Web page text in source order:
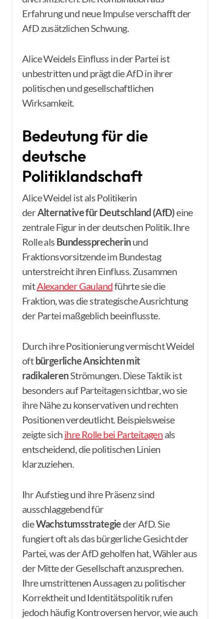
Erfahrung und neue Impulse verschafft der
AfD zusätzlichen Schwung.
Alice Weidels Einfluss in der Partei ist
unbestritten und prägt die AfD in ihrer
politischen und gesellschaftlichen
Wirksamkeit.
Bedeutung für die
deutsche
Politiklandschaft
Alice Weidel ist als Politikerin
derAlternative für Deutschland (AfD)eine
zentrale Figur in der deutschen Politik. Ihre
Rolle als Bundessprecherinund
Fraktionsvorsitzende im Bundestag
unterstreicht ihren Einfluss. Zusammen
mitAlexander Gaulandführte sie die
Fraktion, was die strategische Ausrichtung
der Partei maßgeblich beeinflusste.
Durch ihre Positionierung vermischt Weidel
oftbürgerliche Ansichten mit
radikalerenStrömungen. Diese Taktik ist
besonders auf Parteitagen sichtbar, wo sie
ihre Nähe zu konservativen und rechten
Positionen verdeutlicht. Beispielsweise
zeigte sich ihre Rolle bei Parteitagen als
entscheidend, die politischen Linien
klarzuziehen.
Ihr Aufstieg und ihre Präsenz sind
ausschlaggebend für
dieWachstumsstrategieder AfD. Sie
fungiert oft als das bürgerliche Gesicht der
Partei, was der AfD geholfen hat, Wähler aus
der Mitte der Gesellschaft anzusprechen.
Ihre umstrittenen Aussagen zu politischer
Korrektheit und Identitätspolitik rufen
jedoch häufig Kontroversen hervor, wie auch